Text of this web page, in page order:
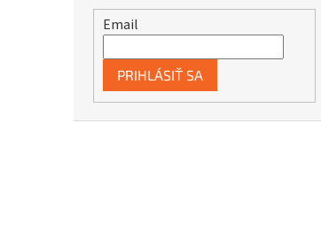
Email
PRIHLÁSIŤ SA